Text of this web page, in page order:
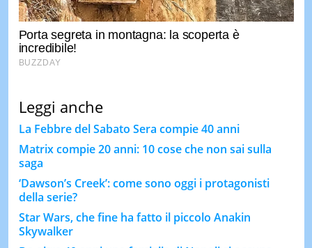
Leggi anche
La Febbre del Sabato Sera compie 40 anni
Matrix compie 20 anni: 10 cose che non sai sulla
saga
‘Dawson’s Creek’: come sono oggi i protagonisti
della serie?
Star Wars, che fine ha fatto il piccolo Anakin
Skywalker